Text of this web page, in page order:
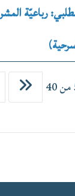
رباعيّة